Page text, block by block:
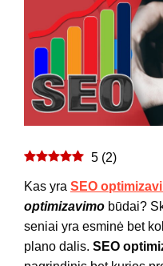
5 (2)
Kas yra SEO
optimizavimo būdai?
seniai yra esminė bet
plano dalis. SEO